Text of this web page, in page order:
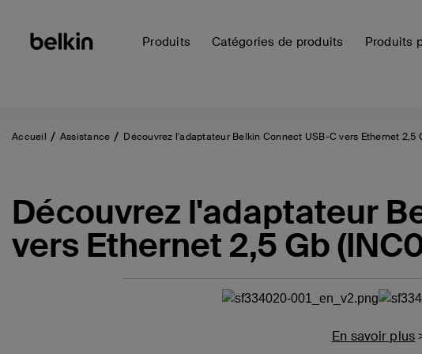
Produits Catégories de produits Produits
Accueil Assistance Découvrez l'adaptateur Belkin Connect USB-C vers Ethernet 2,5
Découvrez l'adaptateur
vers Ethernet 2,5 Gb
En savoir plus